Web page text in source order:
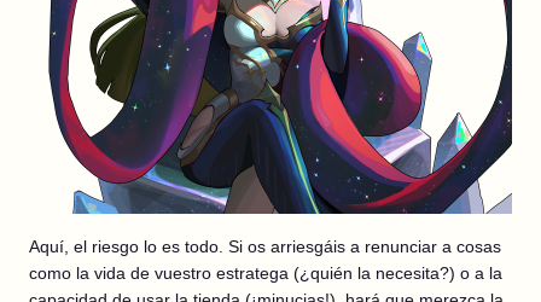
Aquí, el riesgo lo es todo. Si os arriesgáis a renunciar a cosas
como la vida de vuestro estratega (¿quién la necesita?) o a la